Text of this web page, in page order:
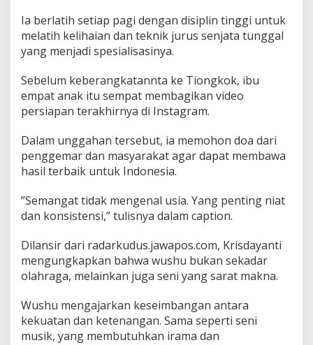
Ia berlatih setiap pagi dengan disiplin tinggi untuk
melatih kelihaian dan teknik jurus senjata tunggal
yang menjadi spesialisasinya.
Sebelum keberangkatannta ke Tiongkok, ibu
empat anak itu sempat membagikan video
persiapan terakhirnya di Instagram.
Dalam unggahan tersebut, ia memohon doa dari
penggemar dan masyarakat agar dapat membawa
hasil terbaik untuk Indonesia.
”Semangat tidak mengenal usia. Yang penting niat
dan konsistensi,” tulisnya dalam caption.
Dilansir dari radarkudus.jawapos.com, Krisdayanti
mengungkapkan bahwa wushu bukan sekadar
olahraga, melainkan juga seni yang sarat makna.
Wushu mengajarkan keseimbangan antara
kekuatan dan ketenangan. Sama seperti seni
musik, yang membutuhkan irama dan